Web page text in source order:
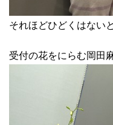
それほどひどくはない
受付の花をにらむ岡田